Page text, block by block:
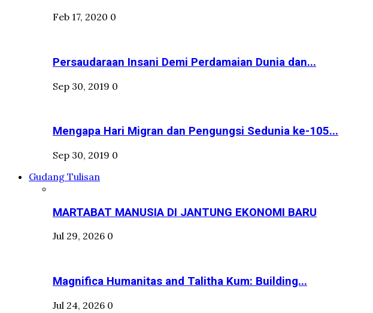
Feb 17, 2020 0
Persaudaraan Insani Demi Perdamaian Dunia dan...
Sep 30, 2019 0
Mengapa Hari Migran dan Pengungsi Sedunia ke-105...
Sep 30, 2019 0
Gudang Tulisan
MARTABAT MANUSIA DI JANTUNG EKONOMI BARU
Jul 29, 2026 0
Magnifica Humanitas and Talitha Kum: Building...
Jul 24, 2026 0